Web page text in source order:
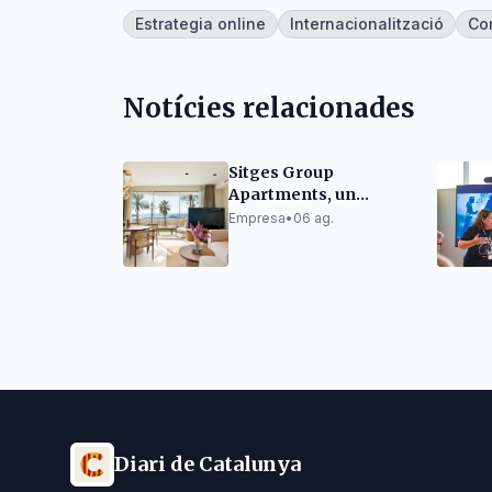
Estrategia online Internacionalització
Notícies relacionades
Sitges Group
Apartments, un
referent reconegut
Empresa• 06 ag.
Diari de Catalunya